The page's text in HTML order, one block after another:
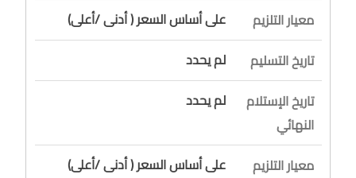
معيار التلزيم
على أساس السعر ( أدنى /أعلى)
تاريخ التسليم
لم يحدد
تاريخ الإستلام
النهائي
لم يحدد
معيار التلزيم على أساس السعر ( أدنى /أعلى)